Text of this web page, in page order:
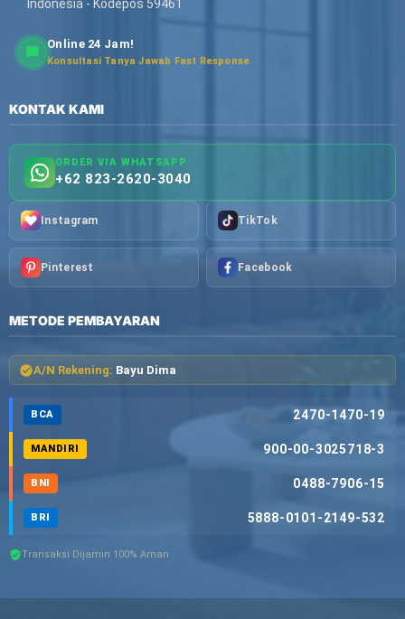
Indonesia - Kodepos 59461
Online 24 Jam!
Konsultasi Tanya Jawab Fast Response
KONTAK KAMI
ORDER VIA WHATSAPP
+62 823-2620-3040
Instagram TikTok
Pinterest Facebook
METODE PEMBAYARAN
A/N Rekening: Bayu Dima
BCA 2470-1470-19
MANDIRI 900-00-3025718-3
BNI 0488-7906-15
BRI 5888-0101-2149-532
Transaksi Dijamin 100% Aman